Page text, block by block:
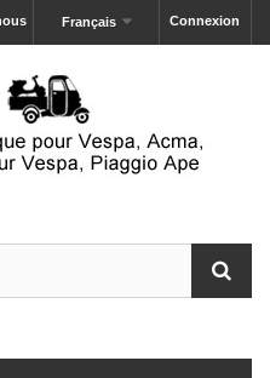
Connexion
Français